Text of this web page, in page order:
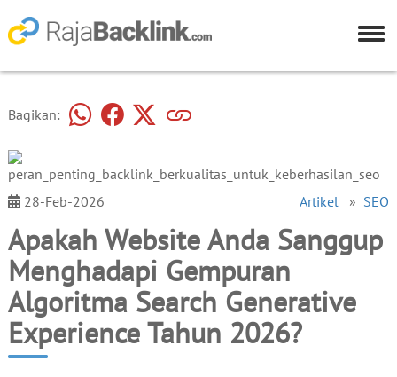
Bagikan:
28-Feb-2026 Artikel » SEO
Apakah Website Anda Sanggup
Menghadapi Gempuran
Algoritma Search Generative
Experience Tahun 2026?